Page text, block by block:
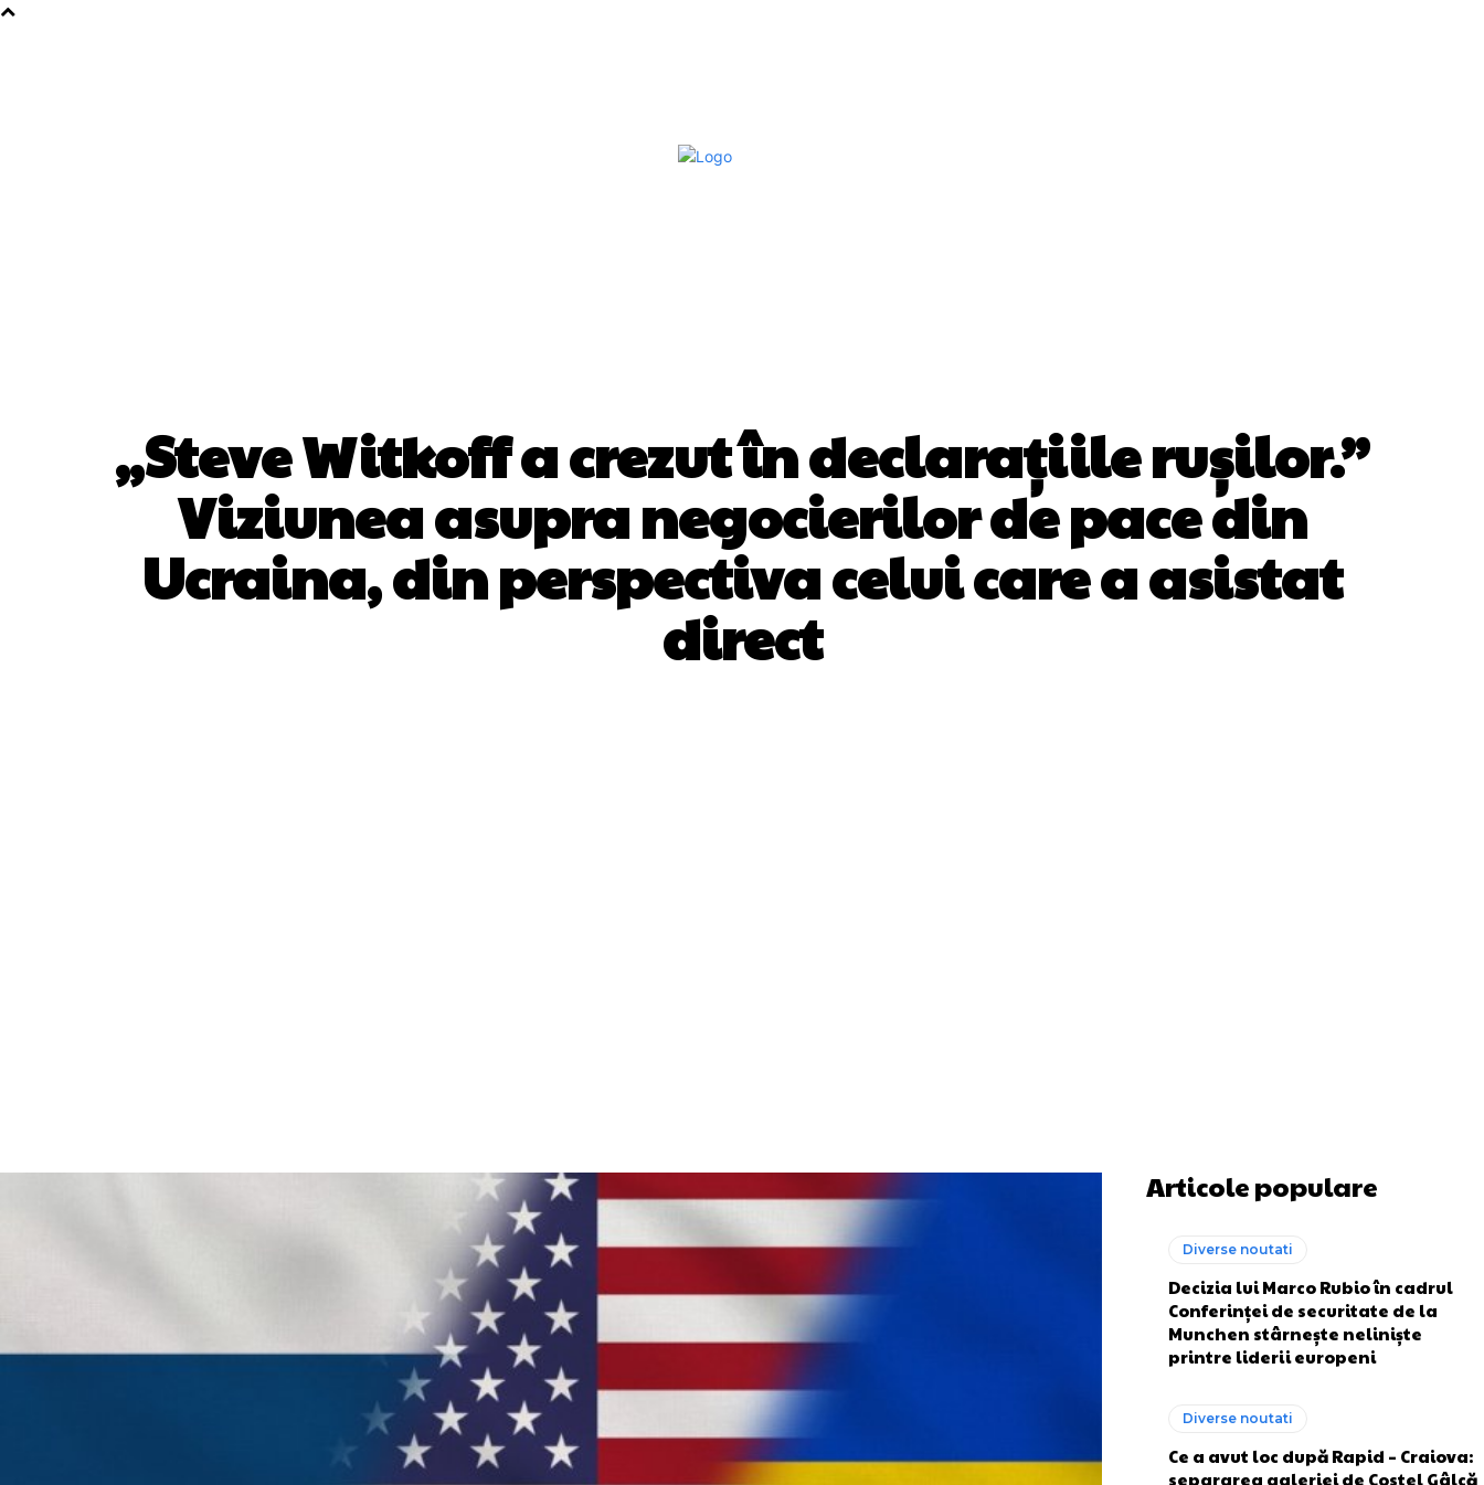
„Steve Witkoff a crezut în declarațiile rușilor.”
Viziunea asupra negocierilor de pace din
Ucraina, din perspectiva celui care a asistat
direct
Articole populare
Diverse noutati
Decizia lui Marco Rubio în cadrul
Conferinței de securitate de la
Munchen stârnește neliniște
printre liderii europeni
Diverse noutati
Ce a avut loc după Rapid – Craiova:
separarea galeriei de Costel Gâlcă